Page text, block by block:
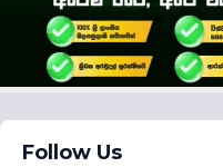
Follow Us